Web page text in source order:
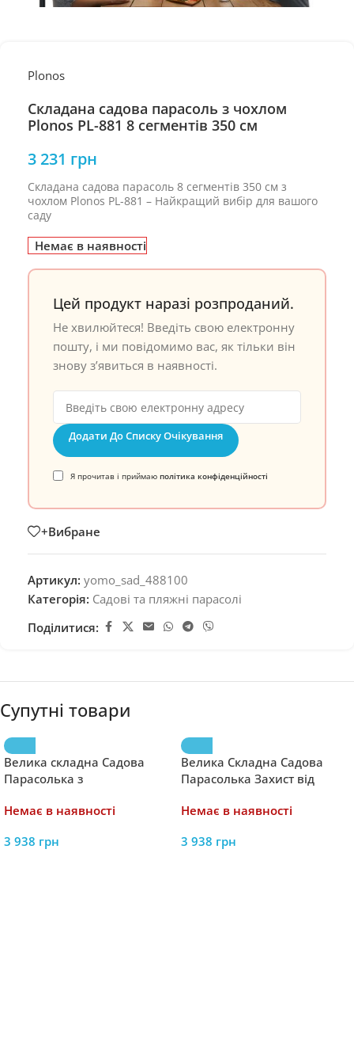
Plonos
Складана садова парасоль з чохлом
Plonos PL-881 8 сегментів 350 см
3 231 грн
Складана садова парасоль 8 сегментів 350 см з
чохлом Plonos PL-881 – Найкращий вибір для вашого
саду
Немає в наявності
Цей продукт наразі розпроданий.
Не хвилюйтеся! Введіть свою електронну
пошту, і ми повідомимо вас, як тільки він
знову з’явиться в наявності.
Додати До Списку Очікування
Я прочитав і приймаю політика конфіденційності
+Вибране
Артикул: yomo_sad_488100
Категорія: Садові та пляжні парасолі
Поділитися:
Супутні товари
Велика складна Садова
Парасолька з
CLASSIC UV50 OUTTEC
Немає в наявності
3 938 грн
Велика Складна Садова
Парасолька Захист від
OUTTEC О-66277
Немає в наявності
3 938 грн